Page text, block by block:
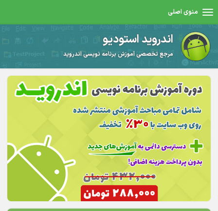
منوی اصلی
اندروید استودیو
مرجع تخصصی آموزش برنامه نویسی اندروید